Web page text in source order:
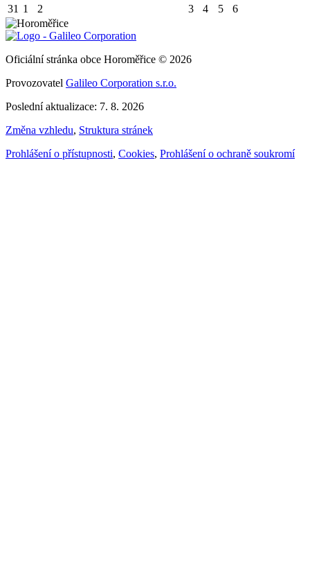
31 1 2 3 4 5 6
Oficiální stránka obce Horoměřice © 2026
Provozovatel Galileo Corporation s.r.o.
Poslední aktualizace: 7. 8. 2026
Změna vzhledu, Struktura stránek
Prohlášení o přístupnosti, Cookies, Prohlášení o ochraně soukromí